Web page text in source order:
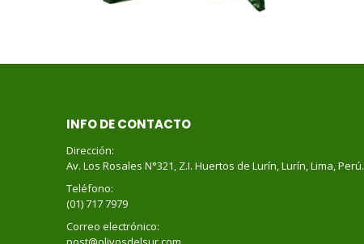
INFO DE CONTACTO
Dirección:
Av. Los Rosales N°321, Z.I. Huertos de Lurín, Lurín, Lima, Perú.
Teléfono:
(01) 717 7979
Correo electrónico: